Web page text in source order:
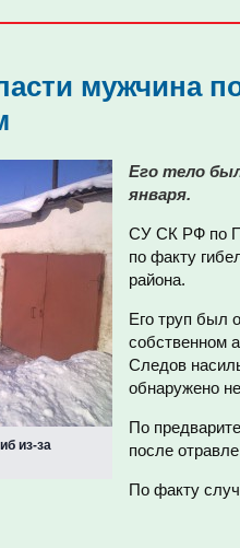
мужчина
из-за
Его тело
января.
СУ СК РФ по
по факту
района.
Его труп был
собственном
Следов
обнаружено
По
после
По факту